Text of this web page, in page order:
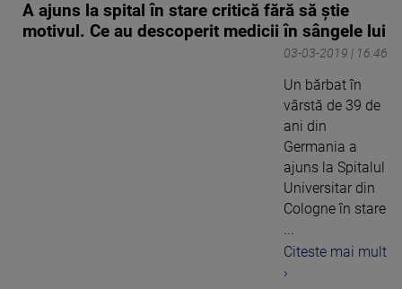
A ajuns la spital în stare critică fără să știe
motivul. Ce au descoperit medicii în sângele lui
03-03-2019 | 16:46
Un bărbat în
vârstă de 39 de
ani din
Germania a
ajuns la Spitalul
Universitar din
Cologne în stare
...
Citeste mai mult
›